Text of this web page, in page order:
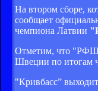
На втором сборе,
сообщает
чемпиона Латвии
Отметим, что "РФШ”
Швеции по итогам
"Кривбасс”